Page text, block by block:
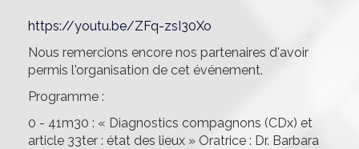
https://youtu.be/ZFq-zsI30Xo
Nous remercions encore nos partenaires d'avoir
permis l'organisation de cet événement.
Programme :
0 - 41m30 : « Diagnostics compagnons (CDx) et
article 33ter : état des lieux » Oratrice : Dr. Barbara